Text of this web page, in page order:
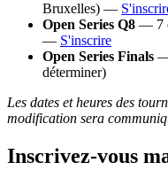
Bruxelles) —
Open Series Q8 — 7
— S'inscrire
Open Series Finals —
déterminer)
Les dates et heures des
modification sera
Inscrivez-vous